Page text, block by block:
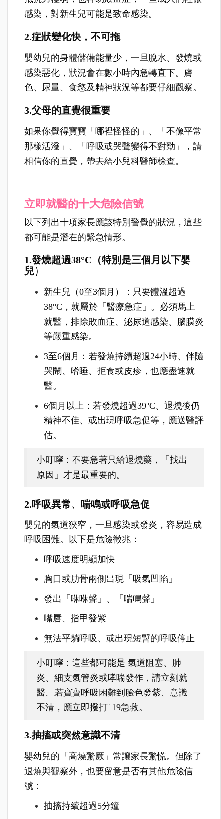
感染，對新生兒可能是致命感染。
2.症狀變化快，不可拖
嬰幼兒的身體儲備能量少，一旦脫水、發燒或
感染惡化，狀況會在數小時內急轉直下。膚
色、尿量、食慾及精神狀況等都要仔細觀察。
3.父母的直覺很重要
如果你覺得寶寶「哪裡怪怪的」、「不像平常
那樣活潑」、「呼吸或哭聲變得不對勁」，請
相信你的直覺，帶去給小兒科醫師檢查。
立即就醫的十大危險信號
以下列出十項家長應該特別警覺的狀況，這些
都可能是潛在的緊急情形。
1.發燒超過38°C（特別是三個月以下嬰
兒）
新生兒（0至3個月）：只要體溫超過
38°C，就屬於「醫療急症」。必須馬上
就醫，排除敗血症、泌尿道感染、腦膜炎
等嚴重感染。
3至6個月：若發燒持續超過24小時、伴隨
哭鬧、嗜睡、拒食或皮疹，也應盡速就
醫。
6個月以上：若發燒超過39°C、退燒後仍
精神不佳、或出現呼吸急促等，應送醫評
估。
小叮嚀：不要急著只給退燒藥，「找出
原因」才是最重要的。
2.呼吸異常、喘鳴或呼吸急促
嬰兒的氣道狹窄，一旦感染或發炎，容易造成
呼吸困難。以下是危險徵兆：
呼吸速度明顯加快
胸口或肋骨兩側出現「吸氣凹陷」
發出「咻咻聲」、「喘鳴聲」
嘴唇、指甲發紫
無法平躺呼吸、或出現短暫的呼吸停止
小叮嚀：這些都可能是 氣道阻塞、肺
炎、細支氣管炎或哮喘發作，請立刻就
醫。若寶寶呼吸困難到臉色發紫、意識
不清，應立即撥打119急救。
3.抽搐或突然意識不清
嬰幼兒的「高燒驚厥」常讓家長驚慌。但除了
退燒與觀察外，也要留意是否有其他危險信
號：
抽搐持續超過5分鐘